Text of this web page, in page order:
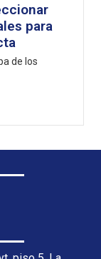
para
de los